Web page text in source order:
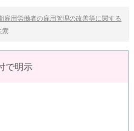
雇用労働者の雇用管理の改善等に関する
索
で明示